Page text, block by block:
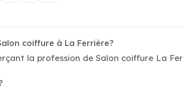
coiffure à La Ferrière?
la profession de Salon coiffure La